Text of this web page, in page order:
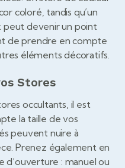
coloré, tandis qu’un
peut devenir un point
de prendre en compte
éléments décoratifs.
Stores
occultants, il est
la taille de vos
peuvent nuire à
Prenez également en
: manuel ou